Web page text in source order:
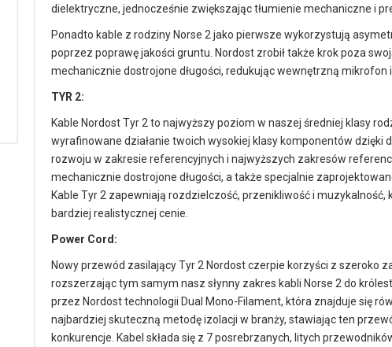
dielektryczne, jednocześnie zwiększając tłumienie mechaniczne i
Ponadto kable z rodziny Norse 2 jako pierwsze wykorzystują
poprzez poprawę jakości gruntu. Nordost zrobił także krok poza
mechanicznie dostrojone długości, redukując wewnętrzną
TYR 2:
Kable Nordost Tyr 2 to najwyższy poziom w naszej średniej klasy
wyrafinowane działanie twoich wysokiej klasy komponentów dzięki
rozwoju w zakresie referencyjnych i najwyższych zakresów
mechanicznie dostrojone długości, a także specjalnie
Kable Tyr 2 zapewniają rozdzielczość, przenikliwość i
bardziej realistycznej cenie.
Power Cord:
Nowy przewód zasilający Tyr 2 Nordost czerpie korzyści z szeroko
rozszerzając tym samym nasz słynny zakres kabli Norse 2 do
przez Nordost technologii Dual Mono-Filament, która znajduje się
najbardziej skuteczną metodę izolacji w branży, stawiając ten
konkurencje. Kabel składa się z 7 posrebrzanych, litych